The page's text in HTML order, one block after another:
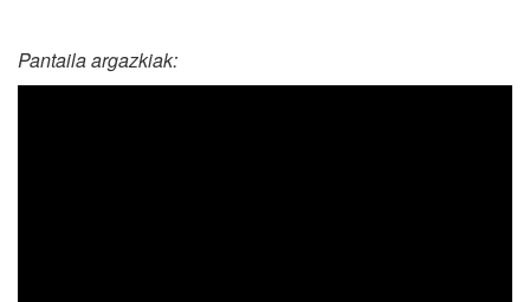
Pantaila argazkiak: